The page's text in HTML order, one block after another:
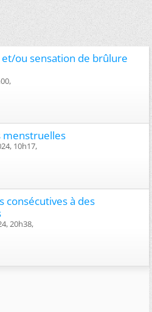
ou sensation de brûlure
menstruelles
10h17,
consécutives à des
20h38,